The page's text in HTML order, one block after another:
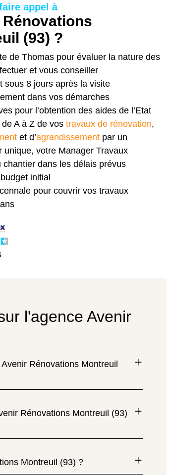
appel à
(93) ?
de Thomas pour évaluer la nature des
et vous conseiller
sous 8 jours après la visite
dans vos démarches
pour l’obtention des aides de l’Etat
A à Z de vos travaux de rénovation,
et d’agrandissementpar un
unique, votre Manager Travaux
chantier dans les délais prévus
initial
pour couvrir vos travaux
l'agence Avenir
Rénovations Montreuil
Rénovations Montreuil (93)
Montreuil (93) ?